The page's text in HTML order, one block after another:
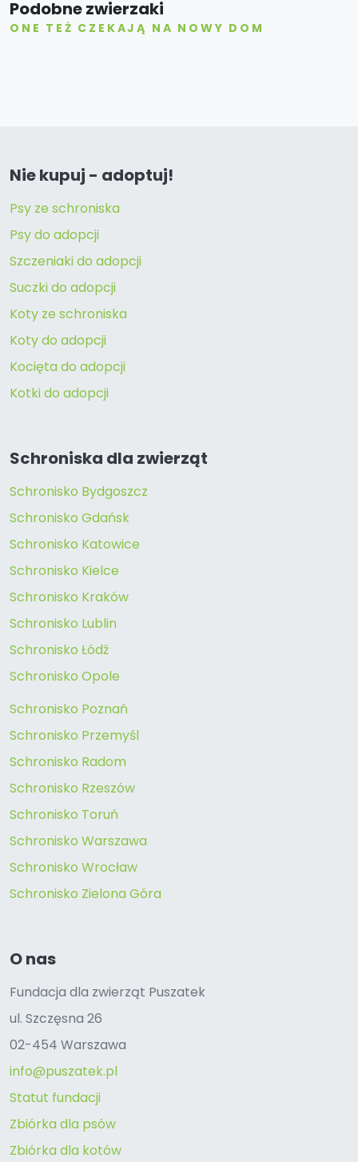
Podobne zwierzaki
ONE TEŻ CZEKAJĄ NA NOWY DOM
Nie kupuj - adoptuj!
Psy ze schroniska
Psy do adopcji
Szczeniaki do adopcji
Suczki do adopcji
Koty ze schroniska
Koty do adopcji
Kocięta do adopcji
Kotki do adopcji
Schroniska dla zwierząt
Schronisko Bydgoszcz
Schronisko Gdańsk
Schronisko Katowice
Schronisko Kielce
Schronisko Kraków
Schronisko Lublin
Schronisko Łódź
Schronisko Opole
Schronisko Poznań
Schronisko Przemyśl
Schronisko Radom
Schronisko Rzeszów
Schronisko Toruń
Schronisko Warszawa
Schronisko Wrocław
Schronisko Zielona Góra
O nas
Fundacja dla zwierząt Puszatek
ul. Szczęsna 26
02-454 Warszawa
info@puszatek.pl
Statut fundacji
Zbiórka dla psów
Zbiórka dla kotów